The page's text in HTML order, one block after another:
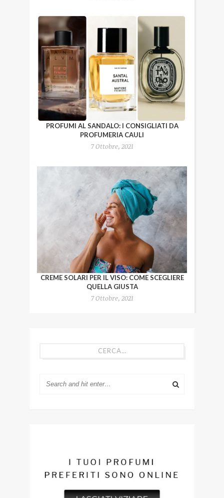
PROFUMI AL SANDALO: I CONSIGLIATI DA
PROFUMERIA CAULI
7 Ottobre, 2021
CREME SOLARI PER IL VISO: COME SCEGLIERE
QUELLA GIUSTA
7 Ottobre, 2021
CERCA…